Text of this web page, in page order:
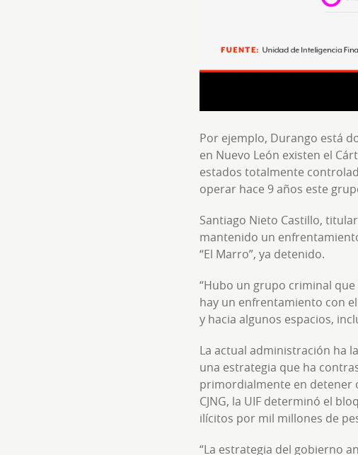
Por ejemplo, Durango está
en Nuevo León existen el
estados totalmente
operar hace 9 años este
Santiago Nieto Castillo,
mantenido un
“El Marro”, ya detenido.
“Hubo un grupo criminal que
hay un enfrentamiento con
y hacia algunos espacios,
La actual administración ha
una estrategia que ha
primordialmente en detener
CJNG, la UIF determinó el
ilícitos por mil millones de
“La estrategia del gobierno